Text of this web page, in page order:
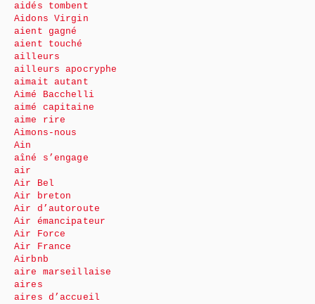
aidés tombent
Aidons Virgin
aient gagné
aient touché
ailleurs
ailleurs apocryphe
aimait autant
Aimé Bacchelli
aimé capitaine
aime rire
Aimons-nous
Ain
aîné s’engage
air
Air Bel
Air breton
Air d’autoroute
Air émancipateur
Air Force
Air France
Airbnb
aire marseillaise
aires
aires d’accueil